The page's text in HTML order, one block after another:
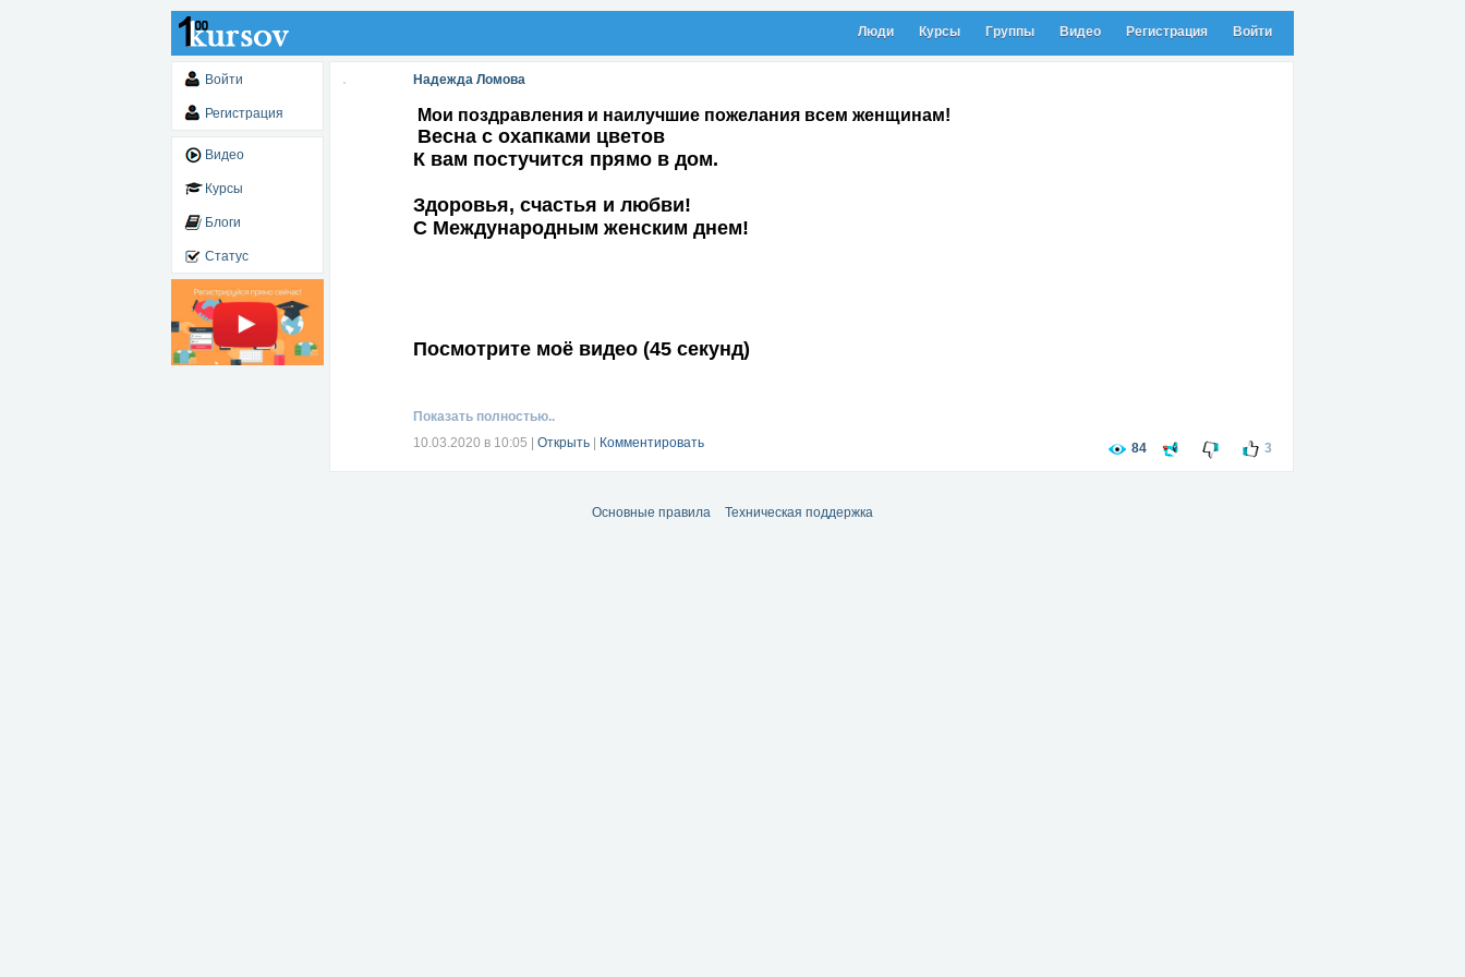
Люди Курсы Группы Видео Регистрация Войти
Войти
Регистрация
Видео
Курсы
Блоги
Статус
Надежда Ломова
Мои поздравления и наилучшие пожелания всем женщинам!
Весна с охапками цветов
К вам постучится прямо в дом.
Здоровья, счастья и любви!
С Международным женским днем!
Посмотрите моё видео (45 секунд)
Показать полностью..
10.03.2020 в 10:05
Открыть Комментировать 84 3
Основные правила Техническая поддержка